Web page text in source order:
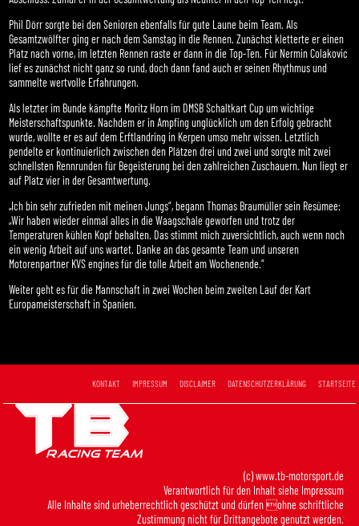
Phil Dörr sorgte bei den Senioren ebenfalls für gute Laune beim Team. Als
Gesamtzwölfter ging er nach dem Samstag in die Rennen. Zunächst kletterte er einen
Platz nach vorne, im letzten Rennen raste er dann in die Top-Ten. Für Nermin Colakovic
lief es zunächst nicht ganz so rund, doch dann fand auch er seinen Rhythmus und
sammelte wertvolle Erfahrungen.
Als letzter im Bunde kämpfte Moritz Horn im DMSB Schaltkart Cup um wichtige
Meisterschaftspunkte. Nachdem er in Ampfing unglücklich um den Erfolg gebracht
wurde, wollte er es auf dem Erftlandring in Kerpen umso mehr wissen. Letztlich
pendelte er kontinuierlich zwischen den Plätzen drei und zwei und sorgte mit zwei
schnellsten Rennrunden für Begeisterung bei den zahlreichen Zuschauern. Nun liegt er
auf Platz vier in der Gesamtwertung.
„Ich bin sehr zufrieden mit meinen Jungs“, begann Thomas Braumüller sein Resümee:
„Wir haben wieder einmal alles in die Waagschale geworfen und trotz der
Temperaturen kühlen Kopf behalten. Das stimmt mich zuversichtlich, auch wenn noch
ein wenig Arbeit auf uns wartet. Danke an das gesamte Team und unseren
Motorenpartner KVS engines für die tolle Arbeit am Wochenende.“
Weiter geht es für die Mannschaft in zwei Wochen beim zweiten Lauf der Kart
Europameisterschaft in Spanien.
STARTSEITE
DATENSCHUTZERKLÄRUNG
DISCLAIMER
IMPRESSUM
KONTAKT
(c) www.tb-motorsport.de
Verantwortlich für den Inhalt siehe Impressum
Alle Inhalte sind urheberrechtlich geschützt und dürfen ohne schriftliche
Zustimmung nicht für Drittangebote genutzt werden.